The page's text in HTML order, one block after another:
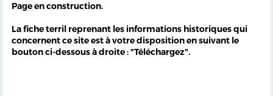
Page en construction.
La fiche terril reprenant les informations historiques qui
concernent ce site est à votre disposition en suivant le
bouton ci-dessous à droite : "Téléchargez".